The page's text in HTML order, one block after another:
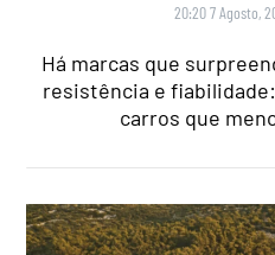
20:20 7 Agosto,
Há marcas que
resistência e
carros que